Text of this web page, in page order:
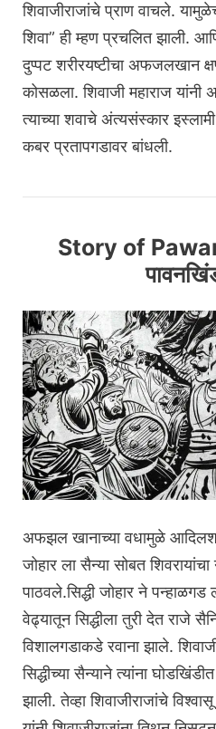
शिवाजीराजांचे प्राण वाचले.
शिवा” ही म्हण प्रचलित झाली.
दुप्पट शरीरयष्टीचा अफजलखान
कोसळला. शिवाजी महाराज
त्याच्या शवाचे अंत्यसंस्कार
कबर प्रतापगडावर बांधली.
Story of
अफझल खानाच्या वधामुळे
जोहार ला सैन्या सोबत
पाठवले.सिद्धी जोहार ने पन्हाळगड
वेढ्यातून सिद्धीला तुरी देत राजे
विशालगडाकडे रवाना झाले.
सिद्धीच्या सैन्याने त्यांना
झाली. तेव्हा शिवाजीराजांचे